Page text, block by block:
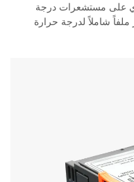
على مستشعرات درجة
شاملاً لدرجة حرارة